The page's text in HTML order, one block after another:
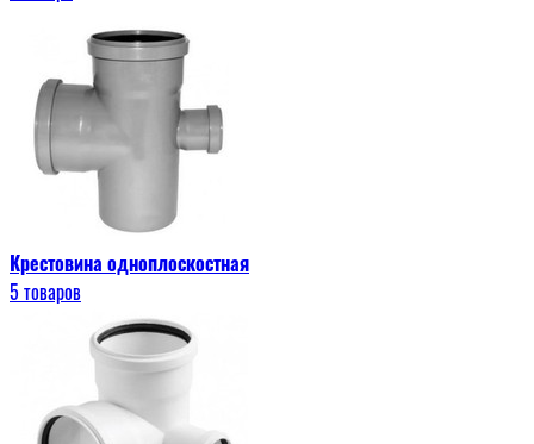
Крестовина одноплоскостная
5 товаров